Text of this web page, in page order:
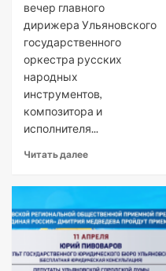
вечер главного
дирижера Ульяновского
государственного
оркестра русских
народных
инструментов,
композитора и
исполнителя...
Читать далее